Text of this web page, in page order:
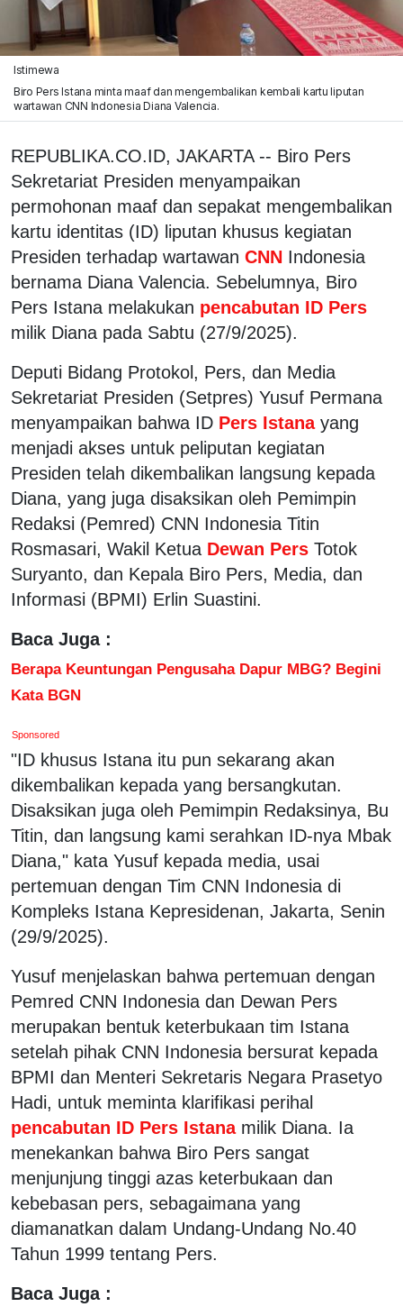
Istimewa
Biro Pers Istana minta maaf dan mengembalikan kembali kartu liputan
wartawan CNN Indonesia Diana Valencia.
REPUBLIKA.CO.ID, JAKARTA -- Biro Pers
Sekretariat Presiden menyampaikan
permohonan maaf dan sepakat mengembalikan
kartu identitas (ID) liputan khusus kegiatan
Presiden terhadap wartawan CNN Indonesia
bernama Diana Valencia. Sebelumnya, Biro
Pers Istana melakukan pencabutan ID Pers
milik Diana pada Sabtu (27/9/2025).
Deputi Bidang Protokol, Pers, dan Media
Sekretariat Presiden (Setpres) Yusuf Permana
menyampaikan bahwa ID Pers Istana yang
menjadi akses untuk peliputan kegiatan
Presiden telah dikembalikan langsung kepada
Diana, yang juga disaksikan oleh Pemimpin
Redaksi (Pemred) CNN Indonesia Titin
Rosmasari, Wakil Ketua Dewan Pers Totok
Suryanto, dan Kepala Biro Pers, Media, dan
Informasi (BPMI) Erlin Suastini.
Baca Juga :
Berapa Keuntungan Pengusaha Dapur MBG? Begini
Kata BGN
Sponsored
"ID khusus Istana itu pun sekarang akan
dikembalikan kepada yang bersangkutan.
Disaksikan juga oleh Pemimpin Redaksinya, Bu
Titin, dan langsung kami serahkan ID-nya Mbak
Diana," kata Yusuf kepada media, usai
pertemuan dengan Tim CNN Indonesia di
Kompleks Istana Kepresidenan, Jakarta, Senin
(29/9/2025).
Yusuf menjelaskan bahwa pertemuan dengan
Pemred CNN Indonesia dan Dewan Pers
merupakan bentuk keterbukaan tim Istana
setelah pihak CNN Indonesia bersurat kepada
BPMI dan Menteri Sekretaris Negara Prasetyo
Hadi, untuk meminta klarifikasi perihal
pencabutan ID Pers Istana milik Diana. Ia
menekankan bahwa Biro Pers sangat
menjunjung tinggi azas keterbukaan dan
kebebasan pers, sebagaimana yang
diamanatkan dalam Undang-Undang No.40
Tahun 1999 tentang Pers.
Baca Juga :